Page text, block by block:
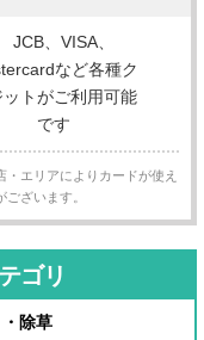
エリアによりカードが使え
ございます。
ゴリ
除草